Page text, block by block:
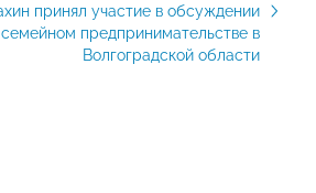
принял участие в обсуждении
предпринимательстве в
Волгоградской области